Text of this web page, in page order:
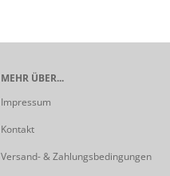
MEHR ÜBER...
Impressum
Kontakt
Versand- & Zahlungsbedingungen